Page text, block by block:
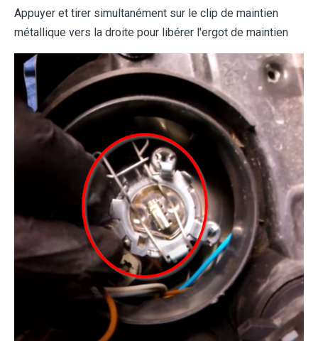
Appuyer et tirer simultanément sur le clip de maintien
métallique vers la droite pour libérer l'ergot de maintien